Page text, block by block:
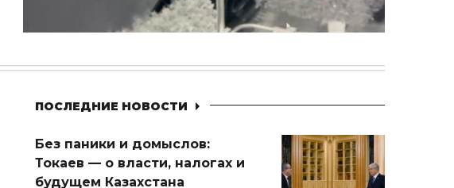
ПОСЛЕДНИЕ НОВОСТИ
Без паники и домыслов:
Токаев — о власти, налогах и
будущем Казахстана